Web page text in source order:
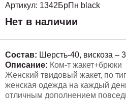
Артикул: 1342БрПн black
Нет в наличии
Состав: Шерсть-40, вискоза –
Описание: Ком-т жакет+брюки
Женский твидовый жакет, по
женская одежда на каждый
отличным дополнением